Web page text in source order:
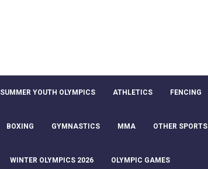
SUMMER YOUTH OLYMPICS ATHLETICS FENCING
BOXING GYMNASTICS MMA OTHER SPORTS
WINTER OLYMPICS 2026 OLYMPIC GAMES